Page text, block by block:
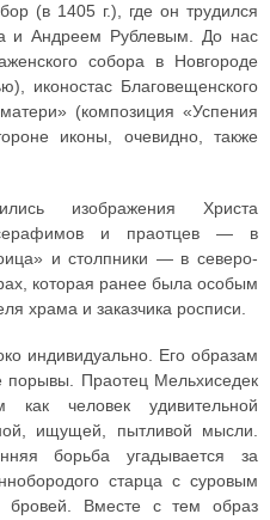
(в 1405 г.), где он трудился
и Андреем Рублевым. До нас
собора в Новгороде
иконостас Благовещенского
(композиция «Успения
иконы, очевидно, также
изображения Христа
серафимов и праотцев — в
и столпники — в северо-
которая ранее была особым
храма и заказчика росписи.
индивидуально. Его образам
порывы. Праотец Мельхиседек
как человек удивительной
ищущей, пытливой мысли.
борьба угадывается за
старца с суровым
бровей. Вместе с тем образ